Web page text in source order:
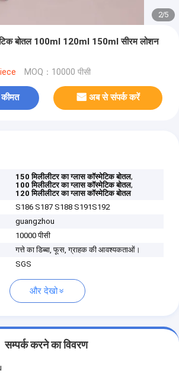
2/5
बोतल 100ml 120ml 150ml सीरम लोशन
MOQ：10000 पीसी
अब से संपर्क करें
150 मिलीलीटर का ग्लास कॉस्मेटिक बोतल,
100 मिलीलीटर का ग्लास कॉस्मेटिक बोतल,
120 मिलीलीटर का ग्लास कॉस्मेटिक बोतल
S186 S187 S188 S191S192
guangzhou
10000 पीसी
गत्ते का डिब्बा, फूस, ग्राहक की आवश्यकताओं।
SGS
और देखो
सम्पर्क करने का विवरण